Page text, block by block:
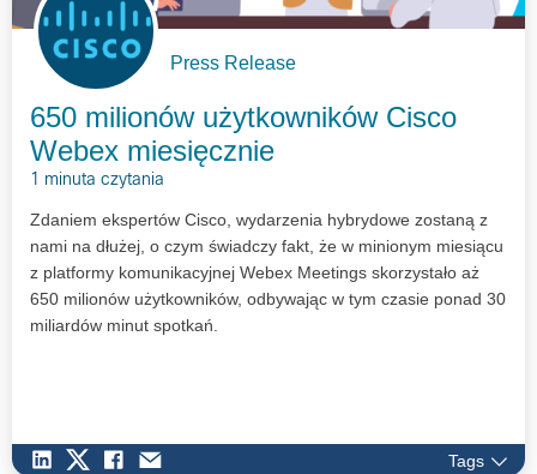
Press Release
650 milionów użytkowników Cisco
Webex miesięcznie
1 minuta czytania
Zdaniem ekspertów Cisco, wydarzenia hybrydowe zostaną z
nami na dłużej, o czym świadczy fakt, że w minionym miesiącu
z platformy komunikacyjnej Webex Meetings skorzystało aż
650 milionów użytkowników, odbywając w tym czasie ponad 30
miliardów minut spotkań.
Tags